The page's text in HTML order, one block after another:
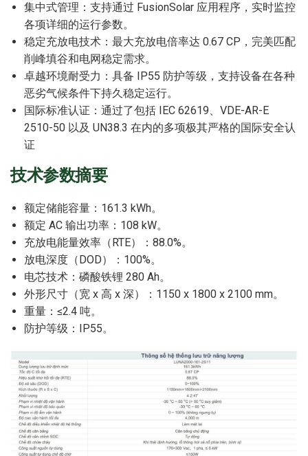
集中式管理：支持通过 FusionSolar 应用程序，实时监控
各项详细的运行参数。
稳定充放电技术：最大充放电倍率达 0.67 CP，完美匹配
削峰填谷和电网稳定需求。
卓越环境耐受力：具备 IP55 防护等级，支持设备在各种
恶劣气候条件下持久稳定运行。
国际标准认证：通过了包括 IEC 62619、VDE-AR-E
2510-50 以及 UN38.3 在内的多项极其严格的国际安全认
证
技术参数摘要
额定储能容量：161.3 kWh。
额定 AC 输出功率：108 kW。
充放电能量效率（RTE）：88.0%。
放电深度（DOD）：100%。
电芯技术：磷酸铁锂 280 Ah。
外形尺寸（宽 x 高 x 深）：1150 x 1800 x 2100 mm。
重量：≤2.4 吨。
防护等级：IP55。